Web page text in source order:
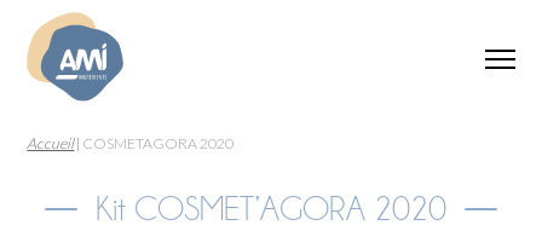
Accueil| COSMETAGORA 2020
Kit COSMET’AGORA 2020